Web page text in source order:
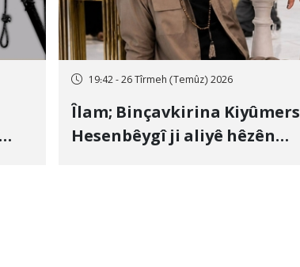
19:42 - 26 Tîrmeh (Temûz) 2026
Îlam; Binçavkirina Kiyûmers
Hesenbêygî ji aliyê hêzên